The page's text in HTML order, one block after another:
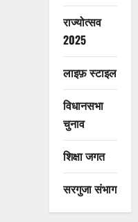
राज्योत्सव
2025
लाइफ़ स्टाइल
विधानसभा
चुनाव
शिक्षा जगत
सरगुजा संभाग